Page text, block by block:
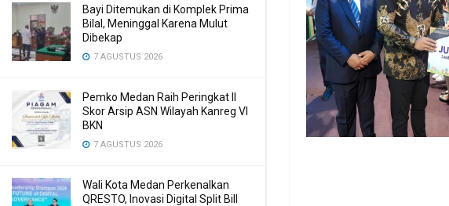
Bayi Ditemukan di Komplek Prima
Bilal, Meninggal Karena Mulut
Dibekap
7 AGUSTUS 2026
Pemko Medan Raih Peringkat II
Skor Arsip ASN Wilayah Kanreg VI
BKN
7 AGUSTUS 2026
Wali Kota Medan Perkenalkan
QRESTO, Inovasi Digital Split Bill